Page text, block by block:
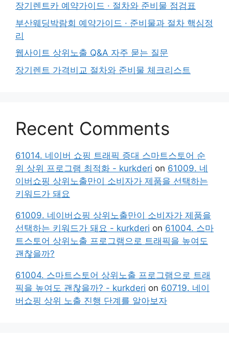
장기렌트카 예약가이드 · 절차와 준비물 점검표
부산웨딩박람회 예약가이드 · 준비물과 절차 핵심정
리
웹사이트 상위노출 Q&A 자주 묻는 질문
장기렌트 가격비교 절차와 준비물 체크리스트
Recent Comments
61014. 네이버 쇼핑 트래픽 증대 스마트스토어 순
위 상위 프로그램 최적화 - kurkderi on 61009. 네
이버쇼핑 상위노출만이 소비자가 제품을 선택하는
키워드가 돼요
61009. 네이버쇼핑 상위노출만이 소비자가 제품을
선택하는 키워드가 돼요 - kurkderi on 61004. 스마
트스토어 상위노출 프로그램으로 트래픽을 높여도
괜찮을까?
61004. 스마트스토어 상위노출 프로그램으로 트래
픽을 높여도 괜찮을까? - kurkderi on 60719. 네이
버쇼핑 상위 노출 진행 단계를 알아보자